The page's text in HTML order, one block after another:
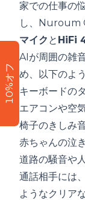
家での仕事の
し、Nuroum
マイク と HiFi
AIが周囲の雑
め、以下のよ
キーボードの
エアコンや空
椅子のきしみ
赤ちゃんの泣
道路の騒音や
通話相手には
ようなクリア
10%オフ